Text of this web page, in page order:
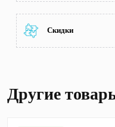
Скидки
Другие